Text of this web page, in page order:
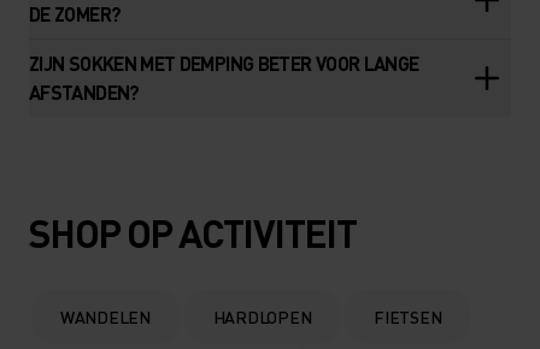
DE ZOMER?
ZIJN SOKKEN MET DEMPING BETER VOOR LANGE
AFSTANDEN?
SHOP OP ACTIVITEIT
WANDELEN HARDLOPEN FIETSEN